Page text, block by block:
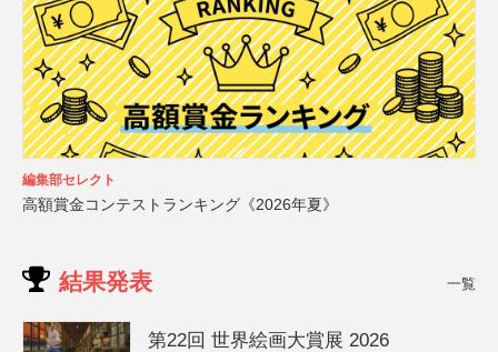
編集部セレクト
高額賞金コンテストランキング《2026年夏》
結果発表 一覧
第22回 世界絵画大賞展 2026